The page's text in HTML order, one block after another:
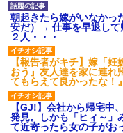
朝起きたら嫁がいなか
安だ）→ 仕事を早退して
２人・・・
【報告者がキチ】嫁「
おう』友人達を家に連れ
てもらえて良かったな！
【GJ!】会社から帰宅中
発見。しかも「ヒィ～」
て近寄ったら女の子がお